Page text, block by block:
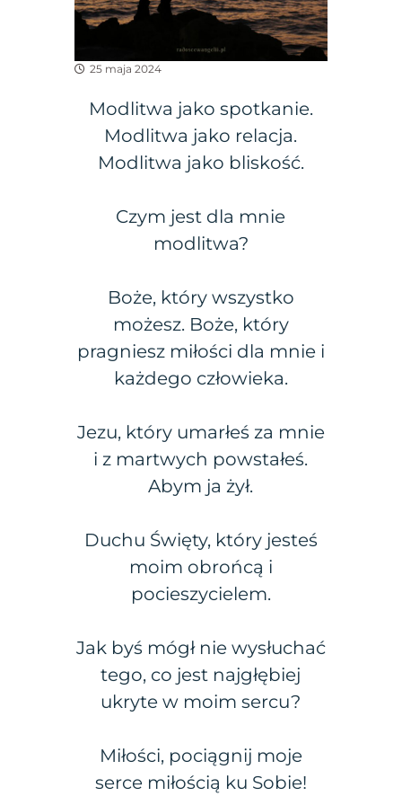
25 maja 2024
Modlitwa jako spotkanie.
Modlitwa jako relacja.
Modlitwa jako bliskość.
Czym jest dla mnie
modlitwa?
Boże, który wszystko
możesz. Boże, który
pragniesz miłości dla mnie i
każdego człowieka.
Jezu, który umarłeś za mnie
i z martwych powstałeś.
Abym ja żył.
Duchu Święty, który jesteś
moim obrońcą i
pocieszycielem.
Jak byś mógł nie wysłuchać
tego, co jest najgłębiej
ukryte w moim sercu?
Miłości, pociągnij moje
serce miłością ku Sobie!